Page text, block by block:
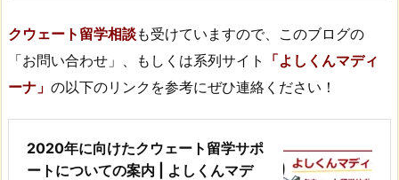
クウェート留学相談も受けていますので、このブログの
「お問い合わせ」、もしくは系列サイト
「よしくんマディ
ーナ」 の以下のリンクを参考にぜひ連絡ください！
2020年に向けたクウェート留学サポ
ートについての案内 | よしくんマデ